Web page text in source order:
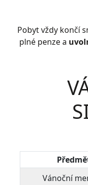
Pobyt vždy končí
plné penze a
Vánoční